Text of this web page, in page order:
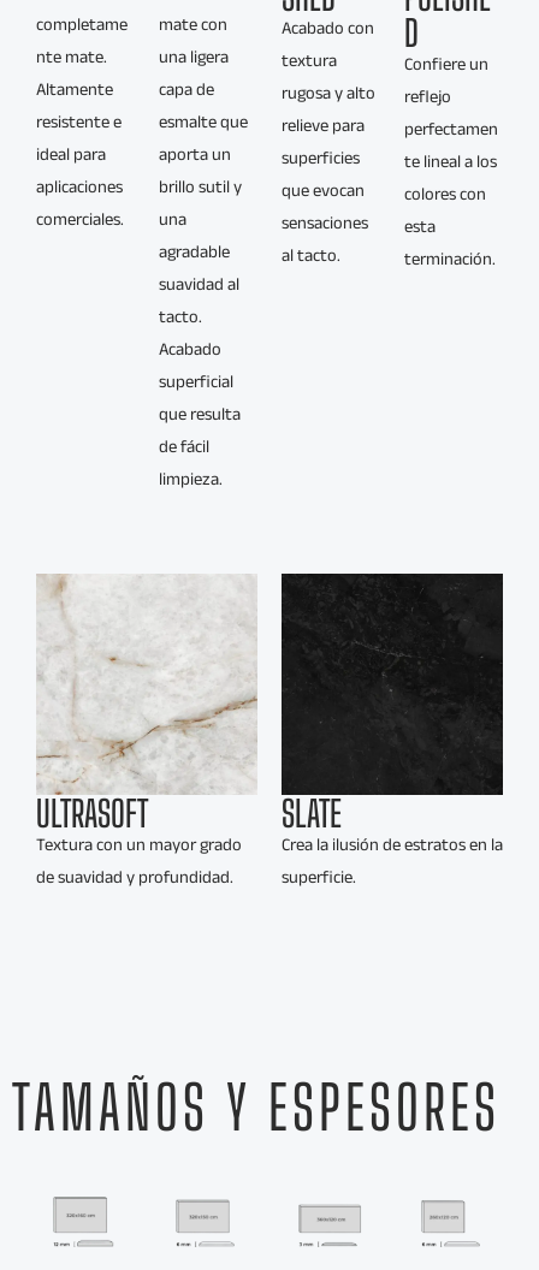
completame
nte mate.
Altamente
resistente e
ideal para
aplicaciones
comerciales.
mate con
una ligera
capa de
esmalte que
aporta un
brillo sutil y
una
agradable
suavidad al
tacto.
Acabado
superficial
que resulta
de fácil
limpieza.
Acabado con
textura
rugosa y alto
relieve para
superficies
que evocan
sensaciones
al tacto.
D
Confiere un
reflejo
perfectamen
te lineal a los
colores con
esta
terminación.
ULTRASOFT
Textura con un mayor grado
de suavidad y profundidad.
SLATE
Crea la ilusión de estratos en la
superficie.
TAMAÑOS Y ESPESORES